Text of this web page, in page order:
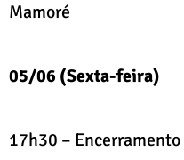
Mamoré
05/06 (Sexta-feira)
17h30 –